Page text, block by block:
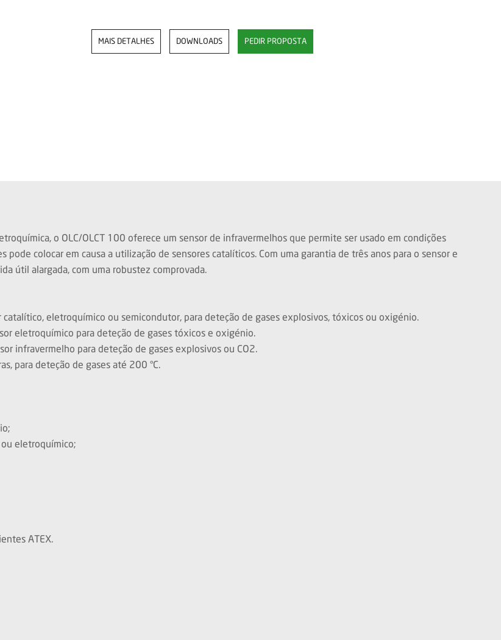
MAIS DETALHES DOWNLOADS PEDIR PROPOSTA
o OLC/OLCT 100 oferece um sensor de infravermelhos que permite ser usado em condições
colocar em causa a utilização de sensores catalíticos. Com uma garantia de três anos para o sensor e
útil alargada, com uma robustez comprovada.
eletroquímico ou semicondutor, para deteção de gases explosivos, tóxicos ou oxigénio.
eletroquímico para deteção de gases tóxicos e oxigénio.
infravermelho para deteção de gases explosivos ou CO2.
para deteção de gases até 200 °C.
eletroquímico;
ATEX.